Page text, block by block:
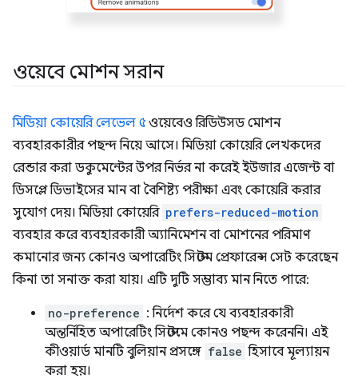
ওয়েবে মোশন সরান
মিডিয়া কোয়েরি লেভেল ৫ ওয়েবেও রিডিউসড মোশন
ব্যবহারকারীর পছন্দ নিয়ে আসে। মিডিয়া কোয়েরি লেখকদের
রেন্ডার করা ডকুমেন্টের উপর নির্ভর না করেই ইউজার এজেন্ট বা
ডিসপ্লে ডিভাইসের মান বা বৈশিষ্ট্য পরীক্ষা এবং কোয়েরি করার
সুযোগ দেয়। মিডিয়া কোয়েরি prefers-reduced-motion
ব্যবহার করে ব্যবহারকারী অ্যানিমেশন বা মোশনের পরিমাণ
কমানোর জন্য কোনও অপারেটিং সিস্টেম প্রেফারেন্স সেট করেছেন
কিনা তা সনাক্ত করা যায়। এটি দুটি সম্ভাব্য মান নিতে পারে:
no-preference : নির্দেশ করে যে ব্যবহারকারী
অন্তর্নিহিত অপারেটিং সিস্টেমে কোনও পছন্দ করেননি। এই
কীওয়ার্ড মানটি বুলিয়ান প্রসঙ্গে false হিসাবে মূল্যায়ন
করা হয়।